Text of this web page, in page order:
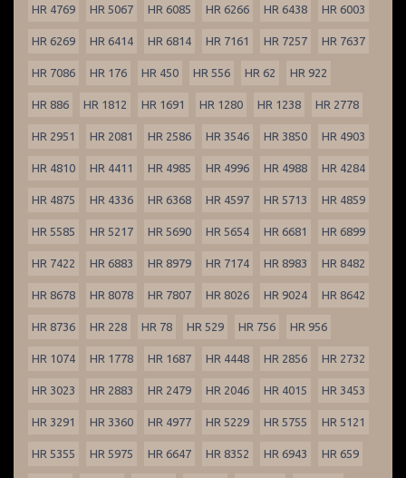
HR 4769 HR 5067 HR 6085 HR 6266 HR 6438 HR 6003
HR 6269 HR 6414 HR 6814 HR 7161 HR 7257 HR 7637
HR 7086 HR 176 HR 450 HR 556 HR 62 HR 922
HR 886 HR 1812 HR 1691 HR 1280 HR 1238 HR 2778
HR 2951 HR 2081 HR 2586 HR 3546 HR 3850 HR 4903
HR 4810 HR 4411 HR 4985 HR 4996 HR 4988 HR 4284
HR 4875 HR 4336 HR 6368 HR 4597 HR 5713 HR 4859
HR 5585 HR 5217 HR 5690 HR 5654 HR 6681 HR 6899
HR 7422 HR 6883 HR 8979 HR 7174 HR 8983 HR 8482
HR 8678 HR 8078 HR 7807 HR 8026 HR 9024 HR 8642
HR 8736 HR 228 HR 78 HR 529 HR 756 HR 956
HR 1074 HR 1778 HR 1687 HR 4448 HR 2856 HR 2732
HR 3023 HR 2883 HR 2479 HR 2046 HR 4015 HR 3453
HR 3291 HR 3360 HR 4977 HR 5229 HR 5755 HR 5121
HR 5355 HR 5975 HR 6647 HR 8352 HR 6943 HR 659